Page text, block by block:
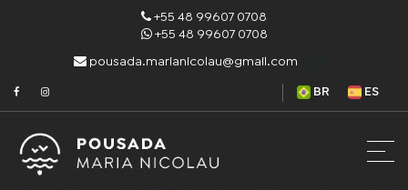
+55 48 99607 0708
+55 48 99607 0708
pousada.marianicolau@gmail.com
BR ES